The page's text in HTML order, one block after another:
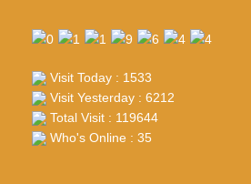
Visit Today : 1533
Visit Yesterday : 6212
Total Visit : 119644
Who's Online : 35